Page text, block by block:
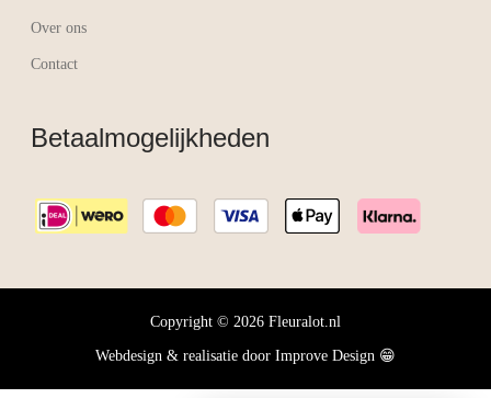
Over ons
Contact
Betaalmogelijkheden
Copyright © 2026 Fleuralot.nl
Webdesign & realisatie door Improve Design 😁